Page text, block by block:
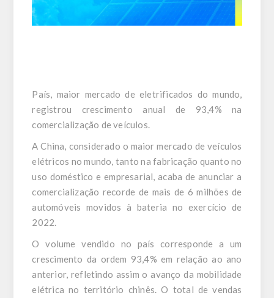
País, maior mercado de eletrificados do mundo,
registrou crescimento anual de 93,4% na
comercialização de veículos.
A China, considerado o maior mercado de veículos
elétricos no mundo, tanto na fabricação quanto no
uso doméstico e empresarial, acaba de anunciar a
comercialização recorde de mais de 6 milhões de
automóveis movidos à bateria no exercício de
2022.
O volume vendido no país corresponde a um
crescimento da ordem 93,4% em relação ao ano
anterior, refletindo assim o avanço da mobilidade
elétrica no território chinês. O total de vendas